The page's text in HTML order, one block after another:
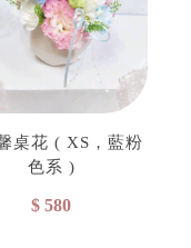
桌花 ( XS，藍粉
色系 )
$ 580